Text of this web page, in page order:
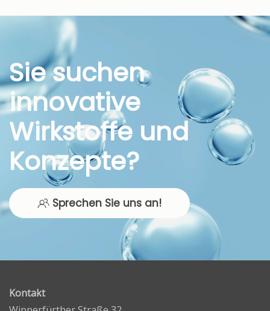
Sie suchen
innovative
Wirkstoffe und
Konzepte?
Sprechen Sie uns an!
Kontakt